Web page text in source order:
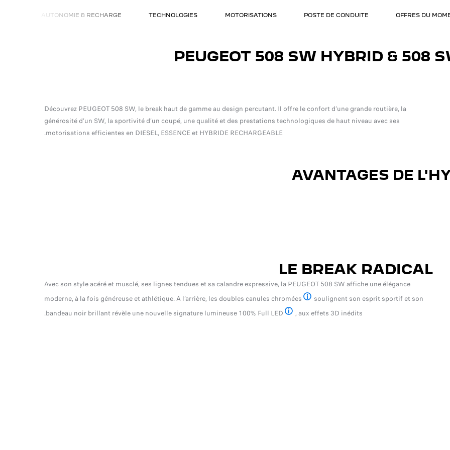
OFFRES DU
POSTE DE CONDUITE
MOTORISATIONS
TECHNOLOGIES
AUTONOMIE & RECHARGE
PEUGEOT 508 SW HYBRID & 508
Découvrez PEUGEOT 508 SW, le break haut de gamme au design percutant. Il offre le confort d’une grande routière, la
générosité d’un SW, la sportivité d’un coupé, une qualité et des prestations technologiques de haut niveau avec ses
motorisations efficientes en DIESEL, ESSENCE et HYBRIDE RECHARGEABLE.
AVANTAGES DE
LE BREAK RADICAL
Avec son style acéré et musclé, ses lignes tendues et sa calandre expressive, la PEUGEOT 508 SW affiche une élégance
moderne, à la fois généreuse et athlétique. A l’arrière, les doubles canules chromées
Selon version et motorisation
soulignent son esprit sportif et son
bandeau noir brillant révèle une nouvelle signature lumineuse 100% Full LED
, aux effets 3D inédits.